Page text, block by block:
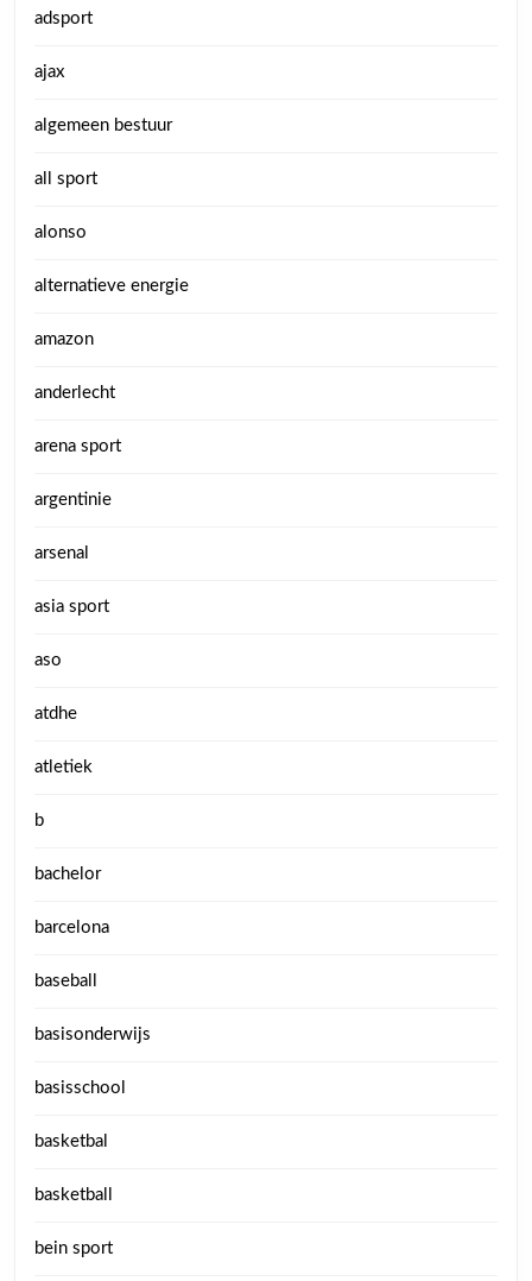
adsport
ajax
algemeen bestuur
all sport
alonso
alternatieve energie
amazon
anderlecht
arena sport
argentinie
arsenal
asia sport
aso
atdhe
atletiek
b
bachelor
barcelona
baseball
basisonderwijs
basisschool
basketbal
basketball
bein sport